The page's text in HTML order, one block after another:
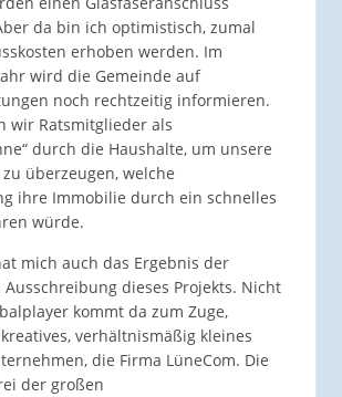
da bin ich optimistisch, zumal
erhoben werden. Im
wird die Gemeinde auf
noch rechtzeitig informieren.
wir Ratsmitglieder als
durch die Haushalte, um unsere
überzeugen, welche
ihre Immobilie durch ein schnelles
würde.
mich auch das Ergebnis der
dieses Projekts. Nicht
kommt da zum Zuge,
verhältnismäßig kleines
die Firma LüneCom. Die
der großen